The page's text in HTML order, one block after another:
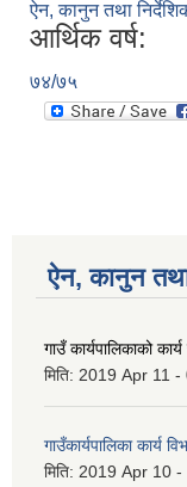
ऐन, कानुन तथा
आर्थिक वर्ष:
७४/७५
ऐन, कानुन तथा
गाउँ कार्यपालिकाको
मिति: 2019 Apr 11 -
गाउँकार्यपालिका कार्य
मिति: 2019 Apr 10 -